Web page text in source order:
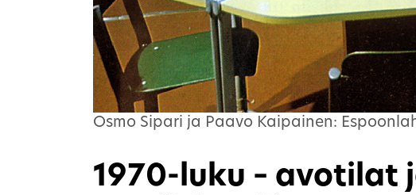
Osmo Sipari ja Paavo Kaipainen:
1970-luku – avotilat